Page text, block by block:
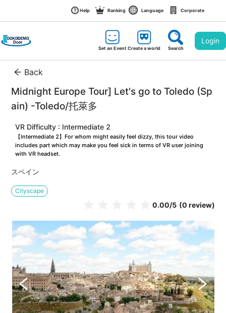
Help Ranking Language Corporate
Set an EventCreate a world Search
Login
Back
Midnight Europe Tour] Let's go to Toledo (Sp
ain) -Toledo/托萊多
VR Difficulty : Intermediate 2
【Intermediate 2】For whom might easily feel dizzy, this tour video
includes part which may make you feel sick in terms of VR user joining
with VR headset.
スペイン
Cityscape
0.00/5 (0 review)